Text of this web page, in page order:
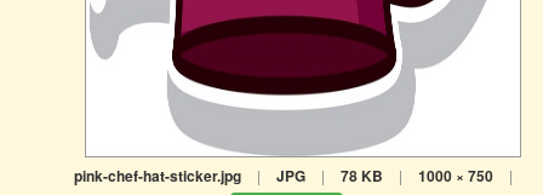
pink-chef-hat-sticker.jpg | JPG | 78 KB | 1000 × 750 |